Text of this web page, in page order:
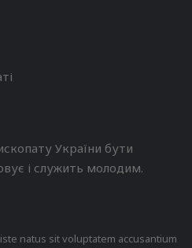
України бути
і служить молодим.
natus sit voluptatem accusantium